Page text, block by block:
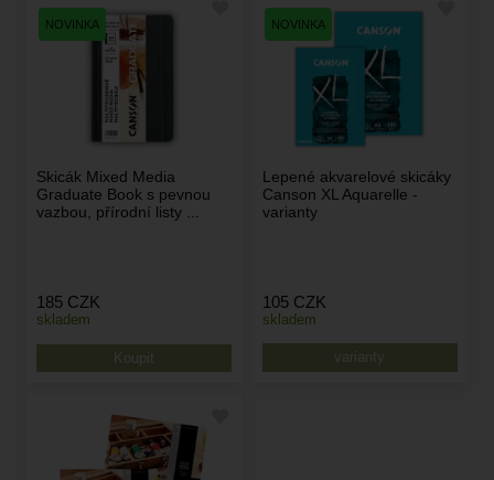
Skicák Mixed Media
Graduate Book s pevnou
vazbou, přírodní listy ...
skladem
185 CZK
Lepené akvarelové skicáky
Canson XL Aquarelle -
varianty
skladem
varianty
105 CZK